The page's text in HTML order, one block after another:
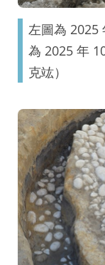
左圖為 2025
為 2025 年
克竑）